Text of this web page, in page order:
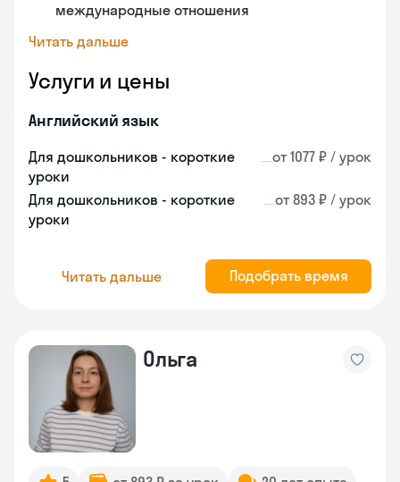
международные отношения
Читать дальше
Услуги и цены
Английский язык
Для дошкольников - короткие
уроки
от 1077 ₽ / урок
Для дошкольников - короткие
уроки
от 893 ₽ / урок
Читать дальше Подобрать время
Ольга